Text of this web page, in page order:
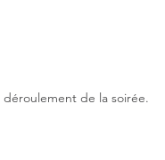
déroulement de la soirée.